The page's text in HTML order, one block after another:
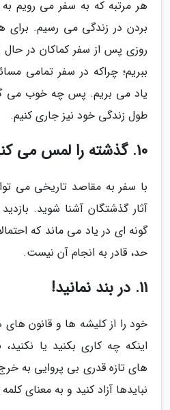
هر مرتبه که به سفر می رویم
بردن در زندگی می رسیم.
روزی پس از سفر کماکان در
ببریم؛ چراکه در سفر تمامی
یاد می بریم. پس چه خوب می
طول زندگی خود نیز جاری کنیم.
10. گذشته را لمس می کنید
با سفر به مقاصد تاریخی می
آثار گذشتگان آشنا شوید.
گونه ای در یاد می ماند که
حد، قادر به انجام آن نیست.
11. در بند نمانید!
خود را از کلیشه ها و قانون
اینکه چه کاری بکنید یا نکنید،
های تازه قدری بی پروایی به
نبایدها آزاد کنید و به معنای